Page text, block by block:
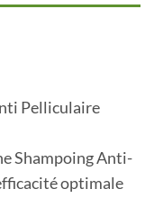
Pelliculaire
Shampoing Anti-
optimale